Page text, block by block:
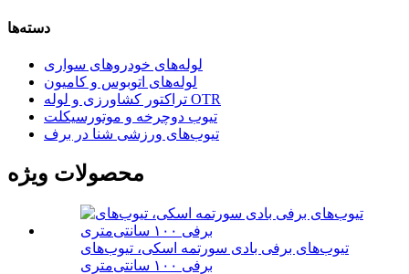
دسته‌ها
لوله‌های خودروهای سواری
لوله‌های اتوبوس و کامیون
تراکتور کشاورزی و لوله OTR
تیوب دوچرخه و موتورسیکلت
تیوب‌های ورزشی شنا در برف
محصولات ویژه
تیوب‌های برفی بادی سورتمه اسکی، تیوب‌های
برفی ۱۰۰ سانتی‌متری